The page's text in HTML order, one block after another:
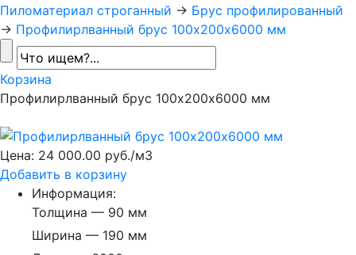
Пиломатериал строганный → Брус профилированный
→ Профилирлванный брус 100х200х6000 мм
Корзина
Профилирлванный брус 100х200х6000 мм
Цена: 24 000.00 руб./м3
Добавить в корзину
Информация:
Толщина — 90 мм
Ширина — 190 мм